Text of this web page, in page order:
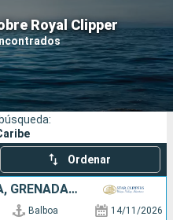
Royal Clipper
Compañías
Buscar
Ordenar
PANAMÁ, COLOMBIA, ARUBA, GRENADA, SANTA LUCIA, FRANCIA, ANTIGUA Y BARBUDA
Balboa 14/11/2026